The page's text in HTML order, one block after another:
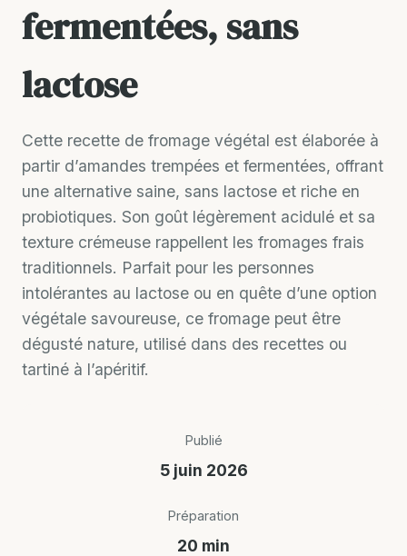
fermentées, sans
lactose
Cette recette de fromage végétal est élaborée à
partir d’amandes trempées et fermentées, offrant
une alternative saine, sans lactose et riche en
probiotiques. Son goût légèrement acidulé et sa
texture crémeuse rappellent les fromages frais
traditionnels. Parfait pour les personnes
intolérantes au lactose ou en quête d’une option
végétale savoureuse, ce fromage peut être
dégusté nature, utilisé dans des recettes ou
tartiné à l’apéritif.
Publié
5 juin 2026
Préparation
20 min